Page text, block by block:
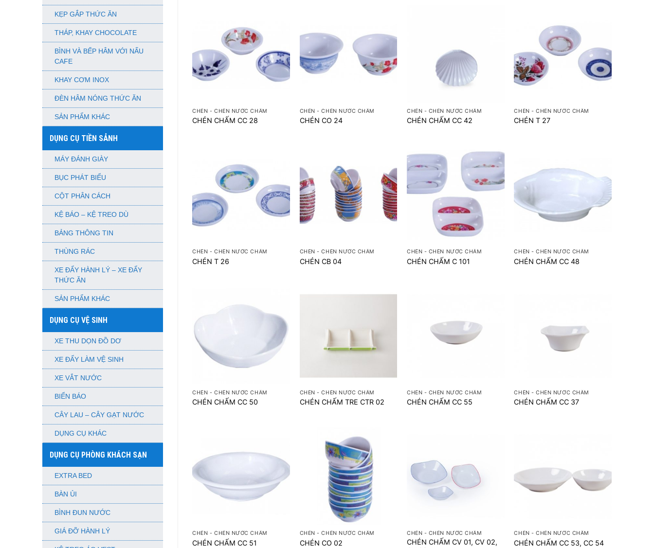
KẸP GẮP THỨC ĂN
THÁP, KHAY CHOCOLATE
BÌNH VÀ BẾP HÂM VỚI NẤU
CAFE
KHAY CƠM INOX
ĐÈN HÂM NÓNG THỨC ĂN
SẢN PHẨM KHÁC
DỤNG CỤ TIỀN SẢNH
MÁY ĐÁNH GIÀY
BỤC PHÁT BIỂU
CỘT PHÂN CÁCH
KỆ BÁO – KỆ TREO DÙ
BẢNG THÔNG TIN
THÙNG RÁC
XE ĐẨY HÀNH LÝ – XE ĐẨY
THỨC ĂN
SẢN PHẨM KHÁC
DỤNG CỤ VỆ SINH
XE THU DỌN ĐỒ DƠ
XE ĐẨY LÀM VỆ SINH
XE VẮT NƯỚC
BIỂN BÁO
CÂY LAU – CÂY GẠT NƯỚC
DỤNG CỤ KHÁC
DỤNG CỤ PHÒNG KHÁCH SẠN
EXTRA BED
BÀN ỦI
BÌNH ĐUN NƯỚC
GIÁ ĐỠ HÀNH LÝ
CHÉN - CHÉN NƯỚC CHẤM
CHÉN CHẤM CC 28
CHÉN - CHÉN NƯỚC CHẤM
CHÉN CO 24
CHÉN - CHÉN NƯỚC CHẤM
CHÉN CHẤM CC 42
CHÉN - CHÉN NƯỚC CHẤM
CHÉN T 27
CHÉN - CHÉN NƯỚC CHẤM
CHÉN T 26
CHÉN - CHÉN NƯỚC CHẤM
CHÉN CB 04
CHÉN - CHÉN NƯỚC CHẤM
CHÉN CHẤM C 101
CHÉN - CHÉN NƯỚC CHẤM
CHÉN CHẤM CC 48
CHÉN - CHÉN NƯỚC CHẤM
CHÉN CHẤM CC 50
CHÉN - CHÉN NƯỚC CHẤM
CHÉN CHẤM TRE CTR 02
CHÉN - CHÉN NƯỚC CHẤM
CHÉN CHẤM CC 55
CHÉN - CHÉN NƯỚC CHẤM
CHÉN CHẤM CC 37
CHÉN - CHÉN NƯỚC CHẤM
CHÉN CHẤM CC 51
CHÉN - CHÉN NƯỚC CHẤM
CHÉN CO 02
CHÉN - CHÉN NƯỚC CHẤM
CHÉN CHẤM CV 01, CV 02,
CHÉN - CHÉN NƯỚC CHẤM
CHÉN CHẤM CC 53, CC 54